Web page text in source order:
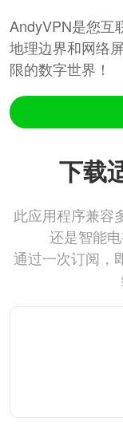
AndyVPN是您互
地理边界和网络
限的数字世界！
下载
此应用程序兼容
还是智能
通过一次订阅，